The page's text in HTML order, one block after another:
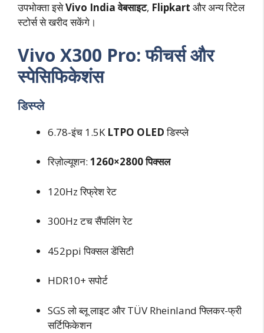
उपभोक्ता इसेVivo India वेबसाइट, Flipkart और अन्य रिटेल
स्टोर्स से खरीद सकेंगे।
Vivo X300 Pro: फीचर्स और
स्पेसिफिकेशंस
डिस्प्ले
6.78-इंच 1.5K LTPO OLEDडिस्प्ले
रिज़ोल्यूशन: 1260×2800 पिक्सल
120Hz रिफ्रेश रेट
300Hz टच सैंपलिंग रेट
452ppi पिक्सल डेंसिटी
HDR10+ सपोर्ट
SGS लो ब्लू लाइट और TÜV Rheinland फ्लिकर-फ्री
सर्टिफिकेशन